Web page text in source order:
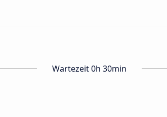
Wartezeit 0h 30min